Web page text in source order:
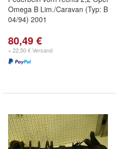
Omega B Lim./Caravan (Typ: B
04/94) 2001
80,49 €
+ 22,50 € Versand